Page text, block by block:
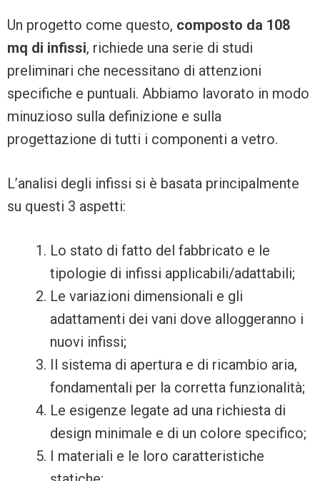
Un progetto come questo, composto da 108
mq di infissi, richiede una serie di studi
preliminari che necessitano di attenzioni
specifiche e puntuali. Abbiamo lavorato in modo
minuzioso sulla definizione e sulla
progettazione di tutti i componenti a vetro.
L’analisi degli infissi si è basata principalmente
su questi 3 aspetti:
Lo stato di fatto del fabbricato e le
tipologie di infissi applicabili/adattabili;
Le variazioni dimensionali e gli
adattamenti dei vani dove alloggeranno i
nuovi infissi;
Il sistema di apertura e di ricambio aria,
fondamentali per la corretta funzionalità;
Le esigenze legate ad una richiesta di
design minimale e di un colore specifico;
I materiali e le loro caratteristiche